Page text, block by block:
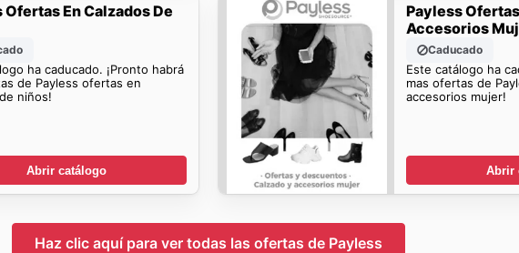
Ofertas En Calzados De
ha caducado. ¡Pronto habrá
de Payless ofertas en
niños!
Abrir catálogo
Payless
Accesorios
Caducado
Este catálogo ha
mas ofertas de
accesorios mujer!
Abrir
Haz clic aquí para ver todas las ofertas de Payless